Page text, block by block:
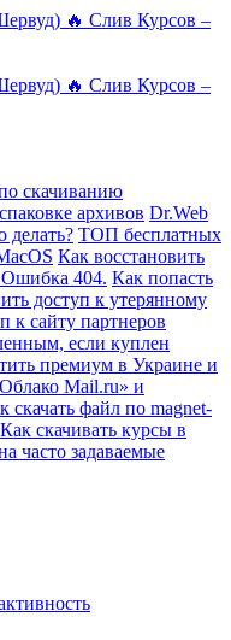
скачиванию
архивов Dr.Web
делать? ТОП бесплатных
Как восстановить
Ошибка 404. Как попасть
доступ к утерянному
к сайту партнеров
если куплен
премиум в Украине и
Mail.ru» и
скачать файл по magnet-
Как скачивать курсы в
часто задаваемые